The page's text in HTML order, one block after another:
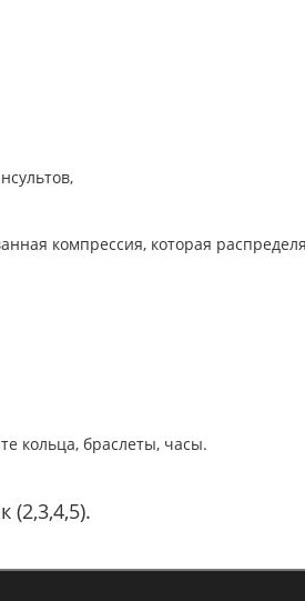
компрессия, которая
кольца, браслеты, часы.
(2,3,4,5).